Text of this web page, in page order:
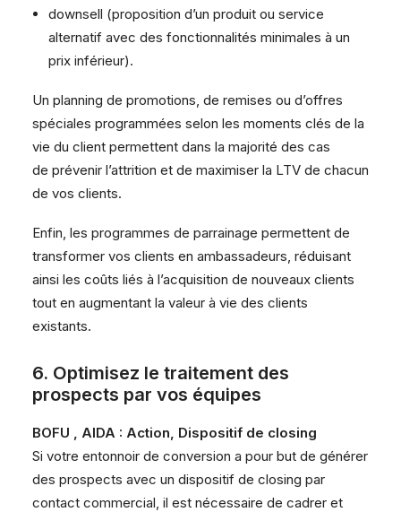
downsell (proposition d’un produit ou service
alternatif avec des fonctionnalités minimales à un
prix inférieur).
Un planning de promotions, de remises ou d’offres
spéciales programmées selon les moments clés de la
vie du client permettent dans la majorité des cas
de prévenir l’attrition et de maximiser la LTV de chacun
de vos clients.
Enfin, les programmes de parrainage permettent de
transformer vos clients en ambassadeurs, réduisant
ainsi les coûts liés à l’acquisition de nouveaux clients
tout en augmentant la valeur à vie des clients
existants.
6. Optimisez le traitement des
prospects par vos équipes
BOFU , AIDA : Action, Dispositif de closing
Si votre entonnoir de conversion a pour but de générer
des prospects avec un dispositif de closing par
contact commercial, il est nécessaire de cadrer et